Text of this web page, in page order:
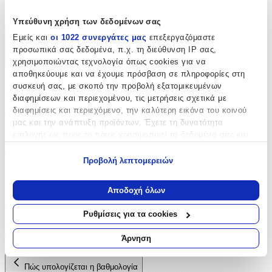
Υπεύθυνη χρήση των δεδομένων σας
Εμείς και οι 1022 συνεργάτες μας επεξεργαζόμαστε
προσωπικά σας δεδομένα, π.χ. τη διεύθυνση IP σας,
χρησιμοποιώντας τεχνολογία όπως cookies για να
αποθηκεύουμε και να έχουμε πρόσβαση σε πληροφορίες στη
συσκευή σας, με σκοπό την προβολή εξατομικευμένων
διαφημίσεων και περιεχομένου, τις μετρήσεις σχετικά με
διαφημίσεις και περιεχόμενο, την καλύτερη εικόνα του κοινού
μας και την ανάπτυξη προϊόντων. Έχετε τη δυνατότητα
Να συλλέξουμε πληροφορίες σχετικά με τη γεωγραφική
σας τοποθεσία, οι οποίες μπορεί να είναι ακριβείς σε
απόσταση μερικών μέτρων
Να αναγνωρίσουμε τη συσκευή σας σαρώνοντας ενεργά
για συγκεκριμένα χαρακτηριστικά (δακτυλικό αποτύπωμα)
Μάθετε περισσότερα σχετικά με τον τρόπο επεξεργασίας των
προσωπικών σας δεδομένων και καθορίστε τις προτιμήσεις σας
Προβολή λεπτομερειών
Αποδοχή όλων
Ρυθμίσεις για τα cookies
Άρνηση
Χαρακτηριστικά
+
Χαρακτηριστικά
Θέμα:
Αξιολογήσεις
Προς το παρόν δεν υπάρχουν άλλες αξιολογήσεις. Όταν
προστεθούν, θα εμφανιστούν εδώ.
Πώς υπολογίζεται η βαθμολογία